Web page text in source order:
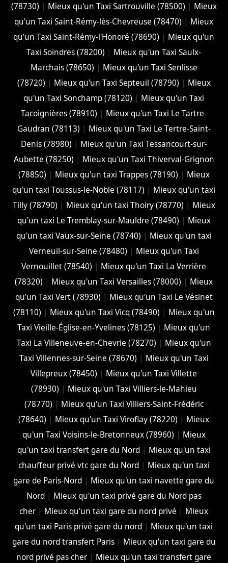
(78730) | Mieux qu'un Taxi Sartrouville (78500) | Mieux
qu'un Taxi Saint-Rémy-lès-Chevreuse (78470) | Mieux
qu'un Taxi Saint-Rémy-l'Honoré (78690) | Mieux qu'un
Taxi Soindres (78200) | Mieux qu'un Taxi Saulx-
Marchais (78650) | Mieux qu'un Taxi Senlisse
(78720) | Mieux qu'un Taxi Septeuil (78790) | Mieux
qu'un Taxi Sonchamp (78120) | Mieux qu'un Taxi
Tacoignières (78910) | Mieux qu'un Taxi Le Tartre-
Gaudran (78113) | Mieux qu'un Taxi Le Tertre-Saint-
Denis (78980) | Mieux qu'un Taxi Tessancourt-sur-
Aubette (78250) | Mieux qu'un Taxi Thiverval-Grignon
(78850) | Mieux qu'un taxi Trappes (78190) | Mieux
qu'un taxi Toussus-le-Noble (78117) | Mieux qu'un taxi
Tilly (78790) | Mieux qu'un taxi Thoiry (78770) | Mieux
qu'un taxi Le Tremblay-sur-Mauldre (78490) | Mieux
qu'un taxi Vaux-sur-Seine (78740) | Mieux qu'un taxi
Verneuil-sur-Seine (78480) | Mieux qu'un Taxi
Vernouillet (78540) | Mieux qu'un Taxi La Verrière
(78320) | Mieux qu'un Taxi Versailles (78000) | Mieux
qu'un Taxi Vert (78930) | Mieux qu'un Taxi Le Vésinet
(78110) | Mieux qu'un Taxi Vicq (78490) | Mieux qu'un
Taxi Vieille-Église-en-Yvelines (78125) | Mieux qu'un
Taxi La Villeneuve-en-Chevrie (78270) | Mieux qu'un
Taxi Villennes-sur-Seine (78670) | Mieux qu'un Taxi
Villepreux (78450) | Mieux qu'un Taxi Villette
(78930) | Mieux qu'un Taxi Villiers-le-Mahieu
(78770) | Mieux qu'un Taxi Villiers-Saint-Frédéric
(78640) | Mieux qu'un Taxi Viroflay (78220) | Mieux
qu'un Taxi Voisins-le-Bretonneux (78960) | Mieux
qu'un taxi transfert gare du Nord| Mieux qu'un taxi
chauffeur privé vtc gare du Nord| Mieux qu'un taxi
gare de Paris-Nord | Mieux qu'un taxi navette gare du
Nord| Mieux qu'un taxi privé gare du Nord pas
cher | Mieux qu'un taxi gare du nord privé | Mieux
qu'un taxi Paris privé gare du nord | Mieux qu'un taxi
gare du nord transfert Paris| Mieux qu'un taxi gare du
nord privé pas cher | Mieux qu'un taxi transfert gare